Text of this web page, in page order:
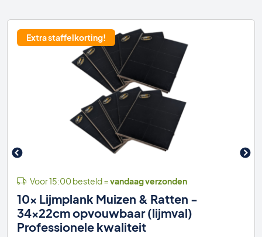
Extra staffelkorting!
Voor 15:00 besteld =vandaag verzonden
10x Lijmplank Muizen & Ratten -
34x22cm opvouwbaar (lijmval)
Professionele kwaliteit